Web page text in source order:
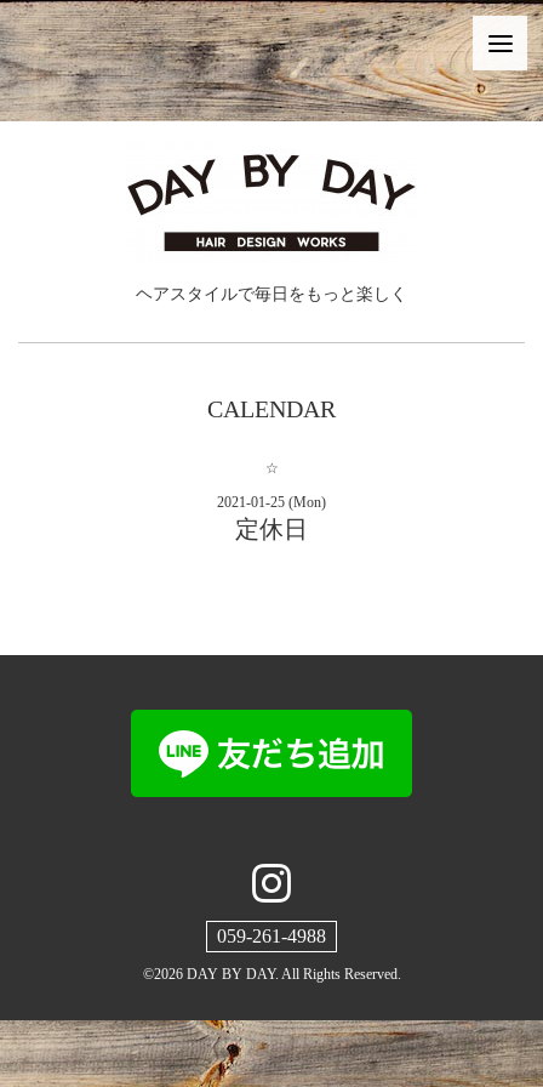
ヘアスタイルで毎日をもっと楽しく
CALENDAR
☆
2021-01-25 (Mon)
定休日
059-261-4988
©2026 DAY BY DAY. All Rights Reserved.